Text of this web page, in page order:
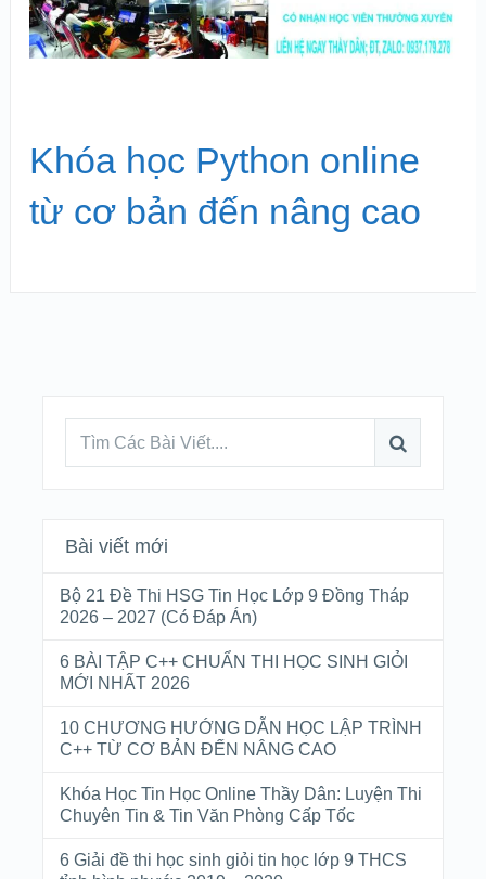
Khóa học Python online
từ cơ bản đến nâng cao
Bài viết mới
Bộ 21 Đề Thi HSG Tin Học Lớp 9 Đồng Tháp
2026 – 2027 (Có Đáp Án)
6 BÀI TẬP C++ CHUẨN THI HỌC SINH GIỎI
MỚI NHẤT 2026
10 CHƯƠNG HƯỚNG DẪN HỌC LẬP TRÌNH
C++ TỪ CƠ BẢN ĐẾN NÂNG CAO
Khóa Học Tin Học Online Thầy Dân: Luyện Thi
Chuyên Tin & Tin Văn Phòng Cấp Tốc
6 Giải đề thi học sinh giỏi tin học lớp 9 THCS